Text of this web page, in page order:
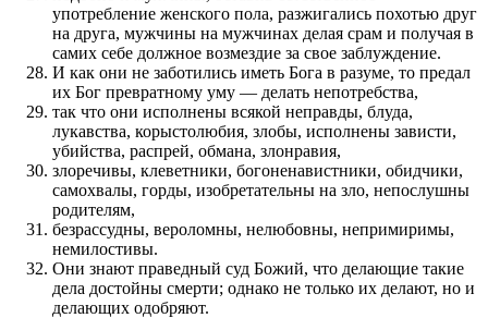
употребление женского пола, разжигались похотью друг
на друга, мужчины на мужчинах делая срам и получая в
самих себе должное возмездие за свое заблуждение.
И как они не заботились иметь Бога в разуме, то предал
их Бог превратному уму — делать непотребства,
так что они исполнены всякой неправды, блуда,
лукавства, корыстолюбия, злобы, исполнены зависти,
убийства, распрей, обмана, злонравия,
злоречивы, клеветники, богоненавистники, обидчики,
самохвалы, горды, изобретательны на зло, непослушны
родителям,
безрассудны, вероломны, нелюбовны, непримиримы,
немилостивы.
Они знают праведный суд Божий, что делающие такие
дела достойны смерти; однако не только их делают, но и
делающих одобряют.